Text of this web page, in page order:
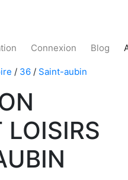
Connexion Blog
/ 36 / Saint-aubin
LOISIRS